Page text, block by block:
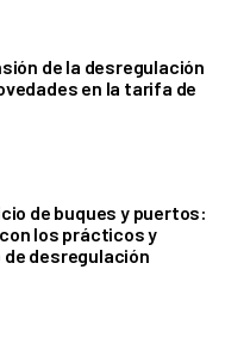
de la desregulación
en la tarifa de
de buques y puertos:
los prácticos y
desregulación